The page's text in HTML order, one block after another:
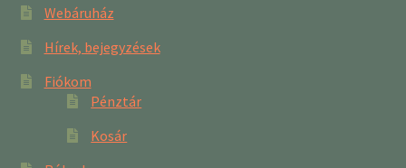
Webáruház
Hírek, bejegyzések
Fiókom
Pénztár
Kosár